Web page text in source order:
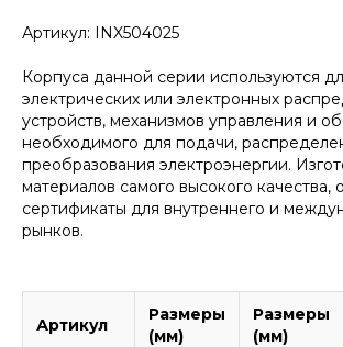
Артикул: INX504025
Корпуса данной серии используются
электрических или электронных
устройств, механизмов управления и
необходимого для подачи,
преобразования электроэнергии.
материалов самого высокого качества,
сертификаты для внутреннего и
рынков.
Артикул
Размеры
(мм)
Размеры
(мм)